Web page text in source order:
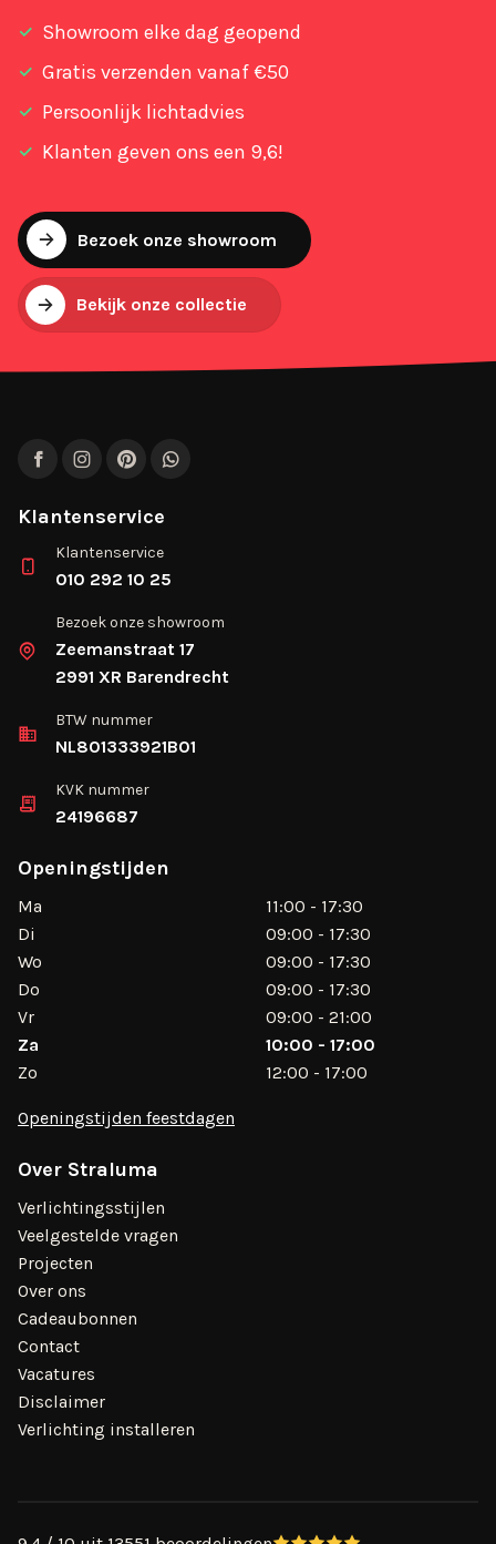
Showroom elke dag geopend
Gratis verzenden vanaf €50
Persoonlijk lichtadvies
Klanten geven ons een 9,6!
Bezoek onze showroom
Bekijk onze collectie
FacebookInstagram
PinterestWhatsApp
Klantenservice
Klantenservice
010 292 10 25
Bezoek onze showroom
Zeemanstraat 17
2991 XR Barendrecht
BTW nummer
NL801333921B01
KVK nummer
24196687
Openingstijden
Ma
11:00 - 17:30
Di
09:00 - 17:30
Wo
09:00 - 17:30
Do
09:00 - 17:30
Vr
09:00 - 21:00
Za
10:00 - 17:00
Zo
12:00 - 17:00
Openingstijden feestdagen
Over Straluma
Verlichtingsstijlen
Veelgestelde vragen
Projecten
Over ons
Cadeaubonnen
Contact
Vacatures
Disclaimer
Verlichting installeren